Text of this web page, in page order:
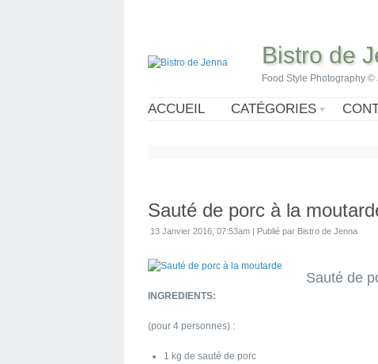
Bistro de
Food Style Photography
ACCUEIL CATÉGORIES
Sauté de porc à la
13 Janvier 2016, 07:53am | Publié par Bistro de Jenna
Sauté de
INGREDIENTS:
(pour 4 personnes) :
1 kg de sauté de porc